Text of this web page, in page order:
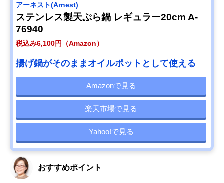
アーネスト(Arnest)
ステンレス製天ぷら鍋 レギュラー20cm A-
76940
税込み6,100円（Amazon）
揚げ鍋がそのままオイルポットとして使える
Amazonで見る
楽天市場で見る
Yahoo!で見る
おすすめポイント